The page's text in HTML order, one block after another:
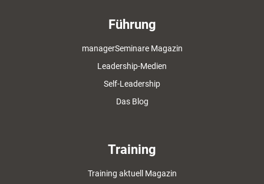
Führung
managerSeminare Magazin
Leadership-Medien
Self-Leadership
Das Blog
Training
Training aktuell Magazin